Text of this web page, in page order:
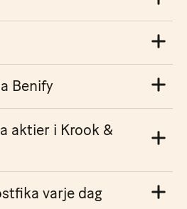
Benify
aktier i Krook &
varje dag